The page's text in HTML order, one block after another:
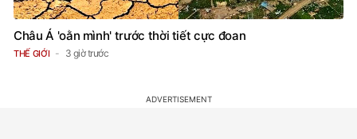
Châu Á 'oằn mình' trước thời tiết cực đoan
THẾ GIỚI 3 giờ trước